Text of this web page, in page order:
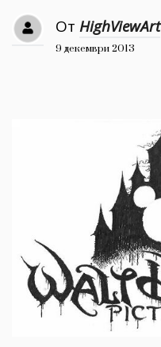
Красота
777
1709
Пътувай
237
Здраве 389
От HighViewArt
9 декември 2013